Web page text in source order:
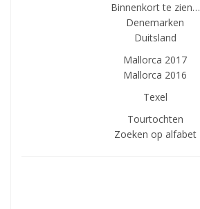
Binnenkort te zien…
Denemarken
Duitsland
Mallorca 2017
Mallorca 2016
Texel
Tourtochten
Zoeken op alfabet